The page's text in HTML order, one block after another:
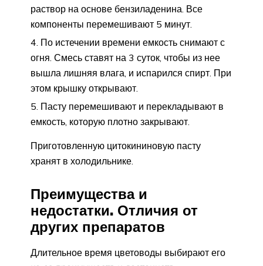
раствор на основе бензиладенина. Все
компоненты перемешивают 5 минут.
По истечении времени емкость снимают с
огня. Смесь ставят на 3 суток, чтобы из нее
вышла лишняя влага, и испарился спирт. При
этом крышку открывают.
Пасту перемешивают и перекладывают в
емкость, которую плотно закрывают.
Приготовленную цитокининовую пасту
хранят в холодильнике.
Преимущества и
недостатки. Отличия от
других препаратов
Длительное время цветоводы выбирают его